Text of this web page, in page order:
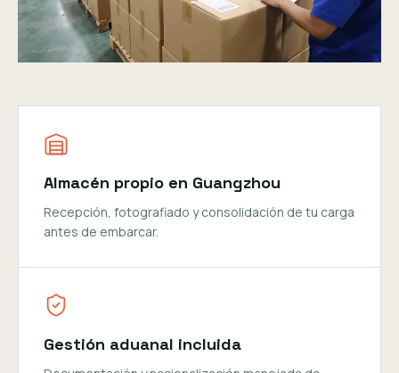
Almacén propio en Guangzhou
Recepción, fotografiado y consolidación de tu carga
antes de embarcar.
Gestión aduanal incluida